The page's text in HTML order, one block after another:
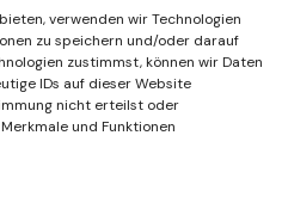
verwenden wir Technologien
zu speichern und/oder darauf
zustimmst, können wir Daten
IDs auf dieser Website
nicht erteilst oder
und Funktionen